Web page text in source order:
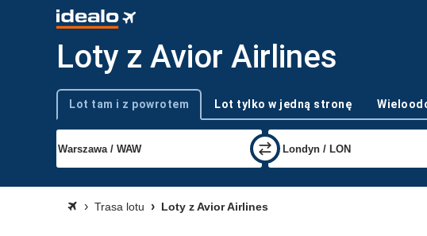
Loty z Avior Airlines
Typ podróży
Lot tam i z powrotem Lot tylko w jedną stronę
Trasa lotu Loty z Avior Airlines